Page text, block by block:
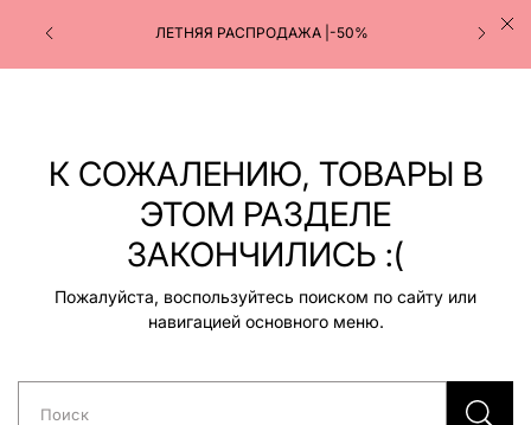
ЛЕТНЯЯ РАСПРОДАЖА |-50%
К СОЖАЛЕНИЮ, ТОВАРЫ В
ЭТОМ РАЗДЕЛЕ
ЗАКОНЧИЛИСЬ :(
Пожалуйста, воспользуйтесь поиском по сайту или
навигацией основного меню.
Поиск